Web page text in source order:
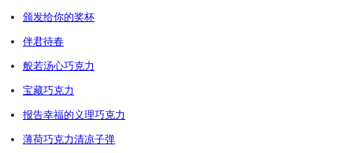
颁发给你的奖杯
伴君待春
般若汤心巧克力
宝藏巧克力
报告幸福的义理巧克力
薄荷巧克力清凉子弹